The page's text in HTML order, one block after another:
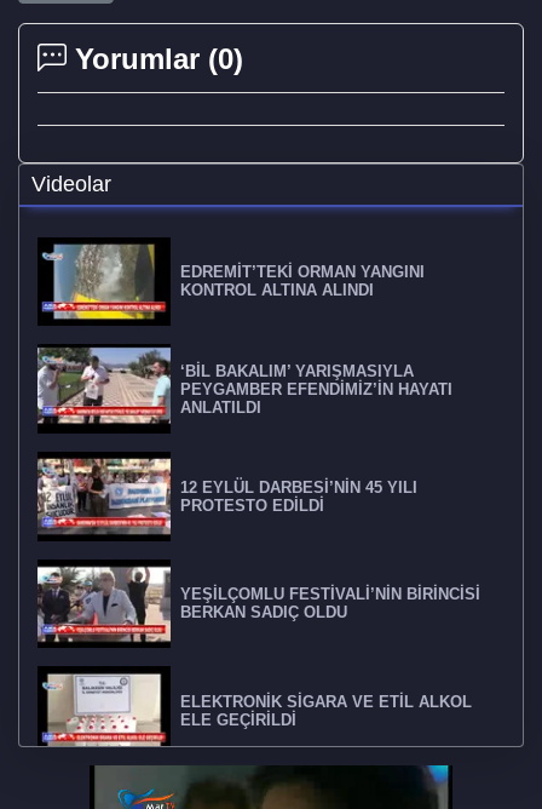
Yorumlar (0)
Videolar
EDREMİT’TEKİ ORMAN YANGINI
KONTROL ALTINA ALINDI
‘BİL BAKALIM’ YARIŞMASIYLA
PEYGAMBER EFENDİMİZ’İN HAYATI
ANLATILDI
12 EYLÜL DARBESİ’NİN 45 YILI
PROTESTO EDİLDİ
YEŞİLÇOMLU FESTİVALİ’NİN BİRİNCİSİ
BERKAN SADIÇ OLDU
ELEKTRONİK SİGARA VE ETİL ALKOL
ELE GEÇİRİLDİ